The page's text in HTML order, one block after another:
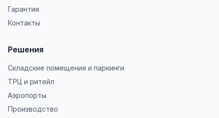
Гарантия
Контакты
Решения
Складские помещения и паркинги
ТРЦ и ритейл
Аэропорты
Производство